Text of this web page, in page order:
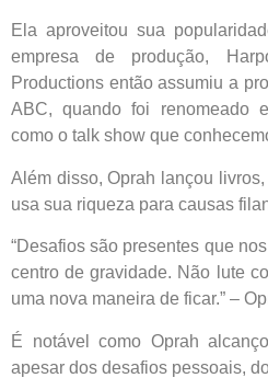
Ela aproveitou sua
empresa de produção,
Productions então assumiu a
ABC, quando foi renomeado
como o talk show que
Além disso, Oprah lançou
usa sua riqueza para causas
“Desafios são presentes que
centro de gravidade. Não lute
uma nova maneira de ficar.” –
É notável como Oprah
apesar dos desafios pessoais,